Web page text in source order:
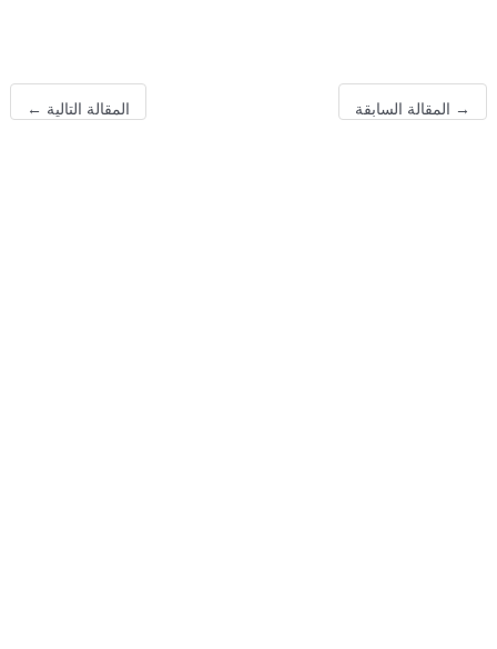
→ المقالة السابقة المقالة التالية ←